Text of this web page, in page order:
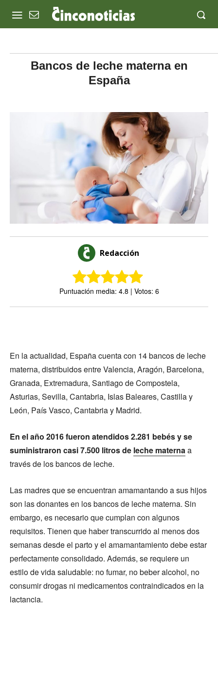
Bancos de leche materna en
España
Redacción
Puntuación media: 4.8 | Votos: 6
En la actualidad, España cuenta con 14 bancos de leche
materna, distribuidos entre Valencia, Aragón, Barcelona,
Granada, Extremadura, Santiago de Compostela,
Asturias, Sevilla, Cantabria, Islas Baleares, Castilla y
León, País Vasco, Cantabria y Madrid.
En el año 2016 fueron atendidos 2.281 bebés y se
suministraron casi 7.500 litros de leche maternaa
través de los bancos de leche.
Las madres que se encuentran amamantando a sus hijos
son las donantes en los bancos de leche materna. Sin
embargo, es necesario que cumplan con algunos
requisitos. Tienen que haber transcurrido al menos dos
semanas desde el parto y el amamantamiento debe estar
perfectamente consolidado. Además, se requiere un
estilo de vida saludable: no fumar, no beber alcohol, no
consumir drogas ni medicamentos contraindicados en la
lactancia.